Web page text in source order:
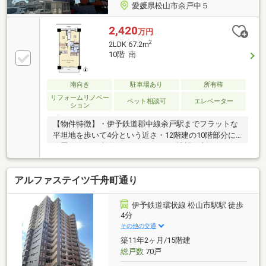
愛媛県松山市余戸中５
2,420万円
2LDK 67.2m2
10階 南
南向き 駐車場あり
所有権
リフォームリノベー
ション
ペット相談可 エレベーター
【物件特徴】・伊予鉄道郡中線余戸駅までフラットな
平坦地を歩いて4分という近さ・12階建の10階部分に
位置しており南面バルコニーからの眺望も良好・3LDK
から2LDKへ間取り変更をおこなった明るく広々とした
LDK・大切なペットと一緒に生活ができる2019年築の
エレベーター付美邸【周辺環境】・松山生協余土店へ
徒歩約5分で日々の買い出しがスムーズに終わる環
境・松山市立さくら小学校まで徒歩5分とお子様の毎
日の通学も短い距離
アルファステイツ千舟町通り
伊予鉄道環状線 松山市駅駅 徒歩
4分
その他の交通
築11年2ヶ月/15階建
総戸数70戸